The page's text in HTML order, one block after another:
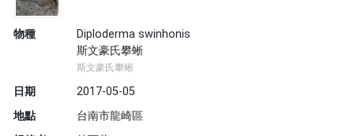
物種
Diploderma swinhonis
斯文豪氏攀蜥
斯文豪氏攀蜥
日期
2017-05-05
地點
台南市龍崎區